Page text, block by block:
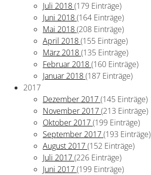
Juli 2018(179 Einträge)
Juni 2018(164 Einträge)
Mai 2018(208 Einträge)
April 2018(155 Einträge)
März 2018(135 Einträge)
Februar 2018(160 Einträge)
Januar 2018(187 Einträge)
2017
Dezember 2017(145 Einträge)
November 2017(213 Einträge)
Oktober 2017(199 Einträge)
September 2017(193 Einträge)
August 2017(152 Einträge)
Juli 2017(226 Einträge)
Juni 2017(199 Einträge)